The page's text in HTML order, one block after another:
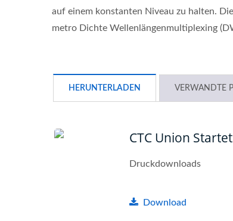
auf einem konstanten Niveau zu halten.
metro Dichte Wellenlängenmultiplexing
HERUNTERLADEN VERWANDTE
CTC Union
Druckdownloads
Download